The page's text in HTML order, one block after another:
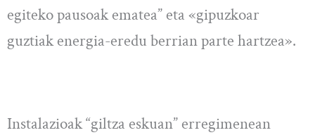
egiteko pausoak ematea” eta «gipuzkoar
guztiak energia-eredu berrian parte hartzea».
Instalazioak “giltza eskuan” erregimenean